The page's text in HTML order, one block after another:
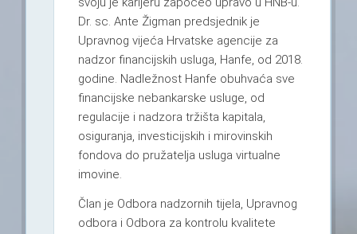
Dr. sc. Ante Žigman predsjednik je
Upravnog vijeća Hrvatske agencije za
nadzor financijskih usluga, Hanfe, od 2018.
godine. Nadležnost Hanfe obuhvaća sve
financijske nebankarske usluge, od
regulacije i nadzora tržišta kapitala,
osiguranja, investicijskih i mirovinskih
fondova do pružatelja usluga virtualne
imovine.
Član je Odbora nadzornih tijela, Upravnog
odbora i Odbora za kontrolu kvalitete